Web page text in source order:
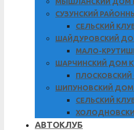
СУЗУНСКИЙ
СЕЛЬСКИЙ
ШАЙДУРОВСКИЙ
МАЛО-
ШАРЧИНСКИЙ ДОМ
ПЛОСКОВСКИЙ
ШИПУНОВСКИЙ ДОМ
СЕЛЬСКИЙ
АВТОКЛУБ